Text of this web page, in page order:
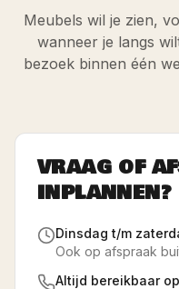
Meubels wil je zien,
wanneer je langs
bezoek binnen één
VRAAG OF
INPLANNEN?
Dinsdag t/m
Ook op afspraak
Altijd bereikbaar op